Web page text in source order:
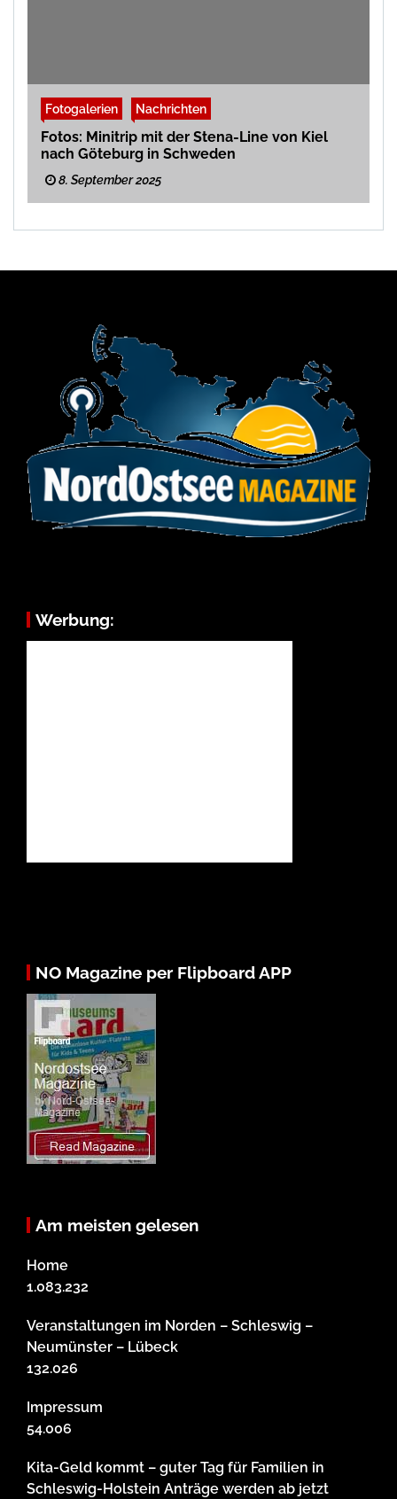
Fotogalerien Nachrichten
Fotos: Minitrip mit der Stena-Line von Kiel
nach Göteburg in Schweden
8. September 2025
Werbung:
NO Magazine per Flipboard APP
Am meisten gelesen
Home
1.083.232
Veranstaltungen im Norden – Schleswig –
Neumünster – Lübeck
132.026
Impressum
54.006
Kita-Geld kommt – guter Tag für Familien in
Schleswig-Holstein Anträge werden ab jetzt